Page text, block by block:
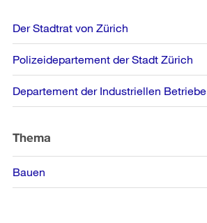
Weitere
Informationen
Der Stadtrat von Zürich
Polizeidepartement der Stadt Zürich
Departement der Industriellen Betriebe
Thema
Bauen